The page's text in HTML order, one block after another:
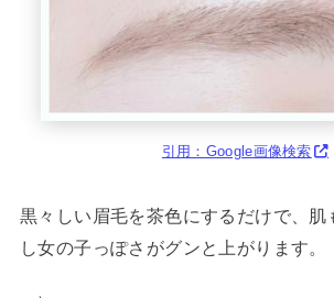
引用：Google画像検索
黒々しい眉毛を茶色にするだけで、肌
し女の子っぽさがグンと上がります。